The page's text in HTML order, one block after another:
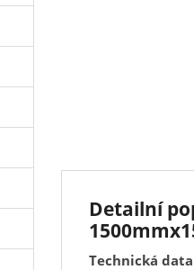
Detailní
Technická